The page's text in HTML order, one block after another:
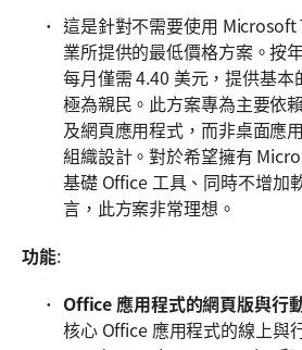
這是針對不需要使用
業所提供的最低價格方案。按
每月僅需 4.40 美元，提供基
極為親民。此方案專為主要依
及網頁應用程式，而非桌面應
組織設計。對於希望擁有
基礎 Office 工具、同時不增加
言，此方案非常理想。
功能:
Office 應用程式的網頁版與行
核心 Office 應用程式的線上與